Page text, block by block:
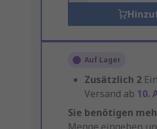
Auf Lager
Zusätzlich 2
Versand ab 10.
Sie benötigen